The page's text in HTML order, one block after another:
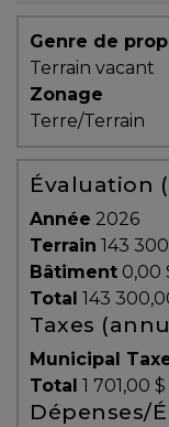
Avec
un
courtier
immobilier,
vous
êtes
bien
protégé!
Des
outils
pour
le
financement
Genre de
Terrain vacant
Zonage
Terre/Terrain
Évaluation
Année 2026
Terrain 143
Bâtiment 0,00
Total 143
Taxes
Municipal
Total 1 701,00 $
Dépenses/